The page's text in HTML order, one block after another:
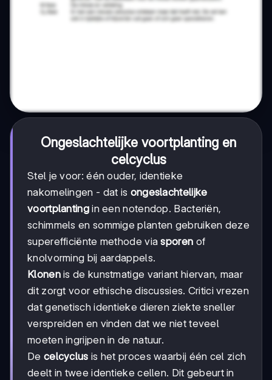
Ongeslachtelijke voortplanting en
celcyclus
Stel je voor: één ouder, identieke
nakomelingen - dat is ongeslachtelijke
voortplantingin een notendop. Bacteriën,
schimmels en sommige planten gebruiken deze
superefficiënte methode viasporen of
knolvorming bij aardappels.
Klonenis de kunstmatige variant hiervan, maar
dit zorgt voor ethische discussies. Critici vrezen
dat genetisch identieke dieren ziekte sneller
verspreiden en vinden dat we niet teveel
moeten ingrijpen in de natuur.
De celcyclus is het proces waarbij één cel zich
deelt in twee identieke cellen. Dit gebeurt in